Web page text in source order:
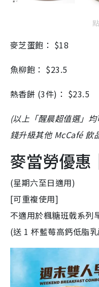
麥芝蛋飽： $18
魚柳飽： $23.5
熱香餅 (3件)： $23.5
(以上「醒晨超值選」
錢升級其他 McCafé 飲
麥當勞優惠
(星期六至日適用)
[可重複使用]
不適用於楓糖班戟系列
(送 1 杯藍莓高鈣低脂